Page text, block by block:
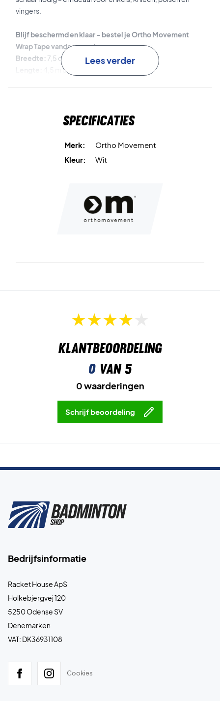
vingers.
Blijf beschermd en klaar – bestel je Ortho Movement
Wrap Tape vandaag nog!
Breedte: 7,5 cm per rol
4,5 m per rol
Lees verder
Specificaties
Merk:
Ortho Movement
Kleur:
Wit
Klantbeoordeling
0van 5
0 waarderingen
Schrijf beoordeling
Bedrijfsinformatie
Racket House ApS
Holkebjergvej 120
5250 Odense SV
Denemarken
VAT: DK36931108
Cookies